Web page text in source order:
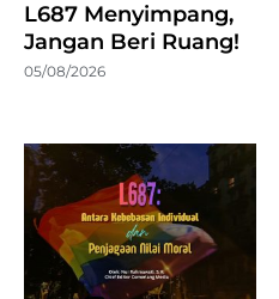
L687 Menyimpang,
Jangan Beri Ruang!
05/08/2026